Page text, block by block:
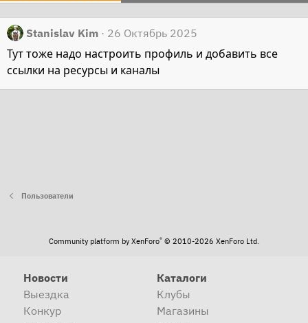
Stanislav Kim 26 Октябрь 2025
Тут тоже надо настроить профиль и добавить все
ссылки на ресурсы и каналы
Пользователи
Community platform by XenForo® © 2010-2026 XenForo Ltd.
Новости
Выездка
Конкур
Каталоги
Клубы
Магазины